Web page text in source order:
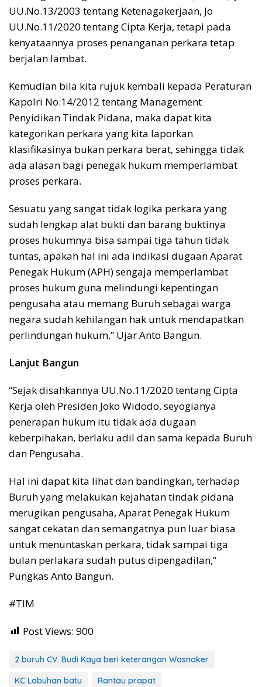
UU.No.13/2003 tentang Ketenagakerjaan, Jo
UU.No.11/2020 tentang Cipta Kerja, tetapi pada
kenyataannya proses penanganan perkara tetap
berjalan lambat.
Kemudian bila kita rujuk kembali kepada Peraturan
Kapolri No:14/2012 tentang Management
Penyidikan Tindak Pidana, maka dapat kita
kategorikan perkara yang kita laporkan
klasifikasinya bukan perkara berat, sehingga tidak
ada alasan bagi penegak hukum memperlambat
proses perkara.
Sesuatu yang sangat tidak logika perkara yang
sudah lengkap alat bukti dan barang buktinya
proses hukumnya bisa sampai tiga tahun tidak
tuntas, apakah hal ini ada indikasi dugaan Aparat
Penegak Hukum (APH) sengaja memperlambat
proses hukum guna melindungi kepentingan
pengusaha atau memang Buruh sebagai warga
negara sudah kehilangan hak untuk mendapatkan
perlindungan hukum,” Ujar Anto Bangun.
Lanjut Bangun
“Sejak disahkannya UU.No.11/2020 tentang Cipta
Kerja oleh Presiden Joko Widodo, seyogianya
penerapan hukum itu tidak ada dugaan
keberpihakan, berlaku adil dan sama kepada Buruh
dan Pengusaha.
Hal ini dapat kita lihat dan bandingkan, terhadap
Buruh yang melakukan kejahatan tindak pidana
merugikan pengusaha, Aparat Penegak Hukum
sangat cekatan dan semangatnya pun luar biasa
untuk menuntaskan perkara, tidak sampai tiga
bulan perlakara sudah putus dipengadilan,”
Pungkas Anto Bangun.
#TIM
Post Views: 900
2 buruh CV. Budi Kaya beri keterangan Wasnaker
KC Labuhan batu
Rantau prapat